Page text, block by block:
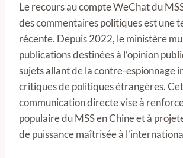
Le recours au compte WeChat du
des commentaires politiques est une
récente. Depuis 2022, le ministère
publications destinées à l’opinion
sujets allant de la contre-espionnage
critiques de politiques étrangères.
communication directe vise à
populaire du MSS en Chine et à
de puissance maîtrisée à